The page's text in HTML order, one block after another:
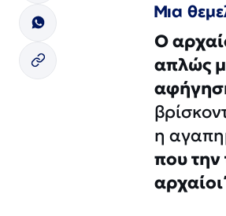
Μια
Ο
απλώς
η
που